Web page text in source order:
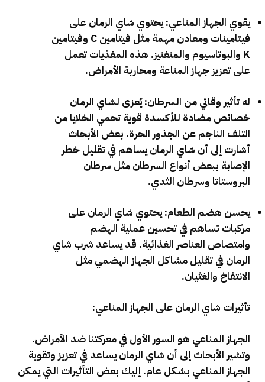
يقوي الجهاز المناعي: يحتوي شاي الرمان على
فيتامينات ومعادن مهمة مثل فيتامين C وفيتامين
K والبوتاسيوم والمنغنيز. هذه المغذيات تعمل
على تعزيز جهاز المناعة ومحاربة الأمراض.
له تأثير وقائي من السرطان: يُعزى لشاي الرمان
خصائص مضادة للأكسدة قوية تحمي الخلايا من
التلف الناجم عن الجذور الحرة. بعض الأبحاث
أشارت إلى أن شاي الرمان يساهم في تقليل خطر
الإصابة ببعض أنواع السرطان مثل سرطان
البروستاتا وسرطان الثدي.
يحسن هضم الطعام: يحتوي شاي الرمان على
مركبات تساهم في تحسين عملية الهضم
وامتصاص العناصر الغذائية. قد يساعد شرب شاي
الرمان في تقليل مشاكل الجهاز الهضمي مثل
الانتفاخ والغثيان.
تأثيرات شاي الرمان على الجهاز المناعي:
الجهاز المناعي هو السور الأول في معركتنا ضد الأمراض.
وتشير الأبحاث إلى أن شاي الرمان يساعد في تعزيز وتقوية
الجهاز المناعي بشكل عام. إليك بعض التأثيرات التي يمكن